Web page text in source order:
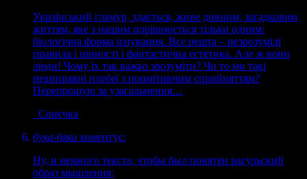
Український гламур, здається, живе дивним, загадковим
життям, яке з нашим порівнюється тільки одним:
біологічна форма існування. Все решта – незрозумілі
правила і цінності і фантастична естетика. Але ж вони
люди! Чому їх так важко зрозуміти? Чи то ми такі
невиправні плебеї з примітивним сприйняттям?
Перепрошую за узагальнення…
Сонєчка
бука-бяка коментує:
Ну, и немного текста, чтобы был понятен рагульский
образ мышления: